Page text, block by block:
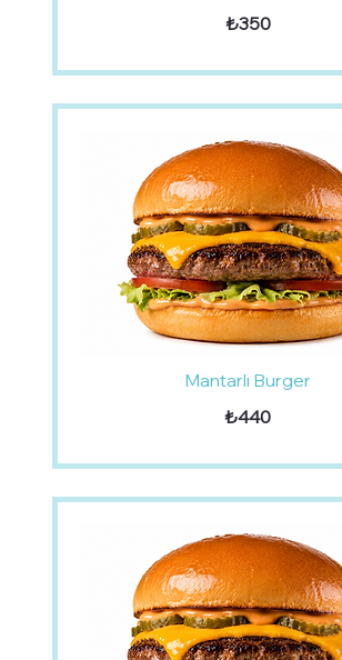
₺350
Mantarlı Burger
₺440